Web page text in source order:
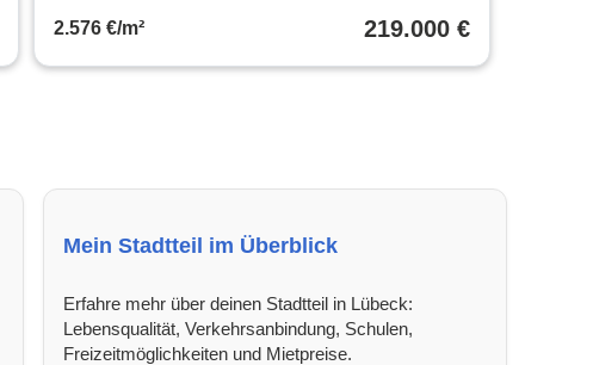
2.576 €/m² 219.000 €
Mein Stadtteil im Überblick
Erfahre mehr über deinen Stadtteil in Lübeck:
Lebensqualität, Verkehrsanbindung, Schulen,
Freizeitmöglichkeiten und Mietpreise.